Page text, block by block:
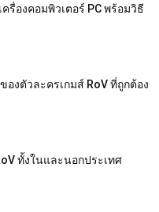
รื่องคอมพิวเตอร์ PC พร้อมวิธี
องตัวละครเกมส์ RoV ที่ถูกต้อง
ทั้งในและนอกประเทศ